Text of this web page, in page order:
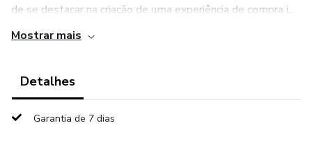
de se destacar na criação de uma experiência de compra i...
Mostrar mais
Detalhes
Garantia de 7 dias